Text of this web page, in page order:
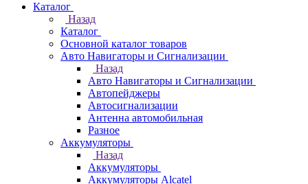
Каталог
Назад
Каталог
Основной каталог товаров
Авто Навигаторы и Сигнализации
Назад
Авто Навигаторы и Сигнализации
Автопейджеры
Автосигнализации
Антенна автомобильная
Разное
Аккумуляторы
Назад
Аккумуляторы
Аккумуляторы Alcatel